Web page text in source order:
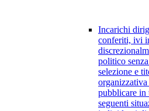
Incarichi
conferiti, ivi
politico
selezione e
pubblicare in
seguenti